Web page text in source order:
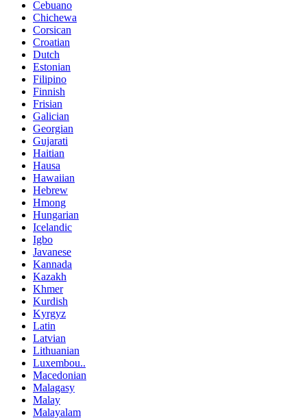
Cebuano
Chichewa
Corsican
Croatian
Dutch
Estonian
Filipino
Finnish
Frisian
Galician
Georgian
Gujarati
Haitian
Hausa
Hawaiian
Hebrew
Hmong
Hungarian
Icelandic
Igbo
Javanese
Kannada
Kazakh
Khmer
Kurdish
Kyrgyz
Latin
Latvian
Lithuanian
Luxembou..
Macedonian
Malagasy
Malay
Malayalam